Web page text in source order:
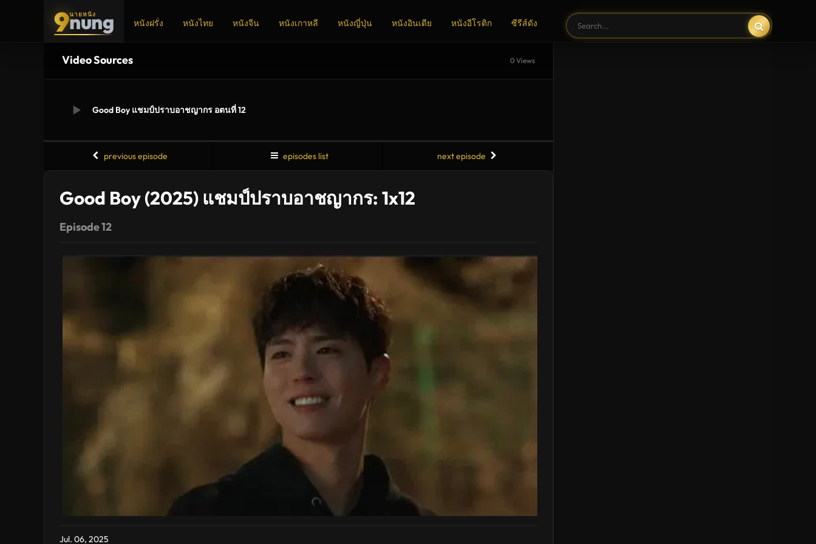
9นายหนัง
nung หนังฝรั่ง หนังไทย หนังจีน หนังเกาหลี หนังญี่ปุ่น หนังอินเดีย หนังอีโรติก ซีรีส์ดัง
Video Sources 0 Views
Good Boy แชมป์ปราบอาชญากร อตนที่ 12
previous episode episodes list next episode
Good Boy (2025) แชมป์ปราบอาชญากร: 1x12
Episode 12
Jul. 06, 2025